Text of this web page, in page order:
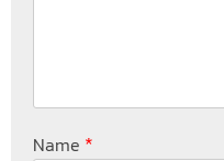
Name *